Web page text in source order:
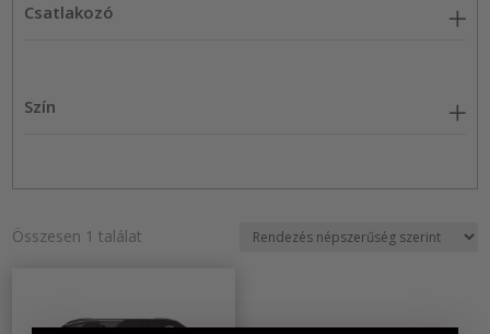
Csatlakozó
Szín
Összesen 1 találat